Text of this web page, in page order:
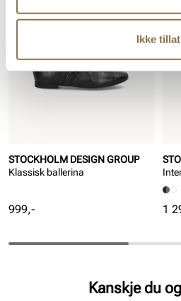
Ikke tillat
STOCKHOLM DESIGN GROUP
Klassisk ballerina
Pris
999,- Pris
1
Kanskje du